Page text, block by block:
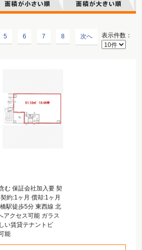
5 6 7 8 次へ 表示件数：
む 保証会社加入要 契
約:1ヶ月 償却:1ヶ月
駅徒歩5分 東西線 北
アクセス可能 ガラス
い賃貸テナントビ
能